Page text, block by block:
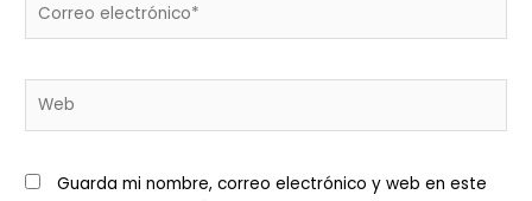
electrónico*
Guarda mi nombre, correo electrónico y web en este